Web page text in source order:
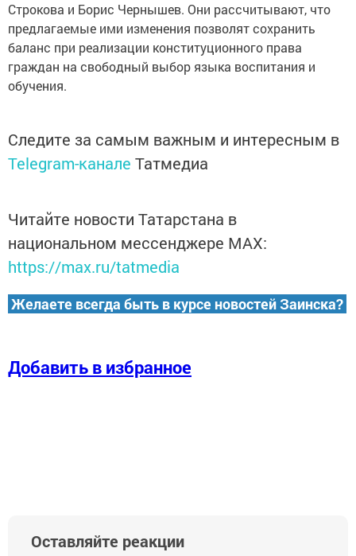
Строкова и Борис Чернышев. Они рассчитывают, что
предлагаемые ими изменения позволят сохранить
баланс при реализации конституционного права
граждан на свободный выбор языка воспитания и
обучения.
Следите за самым важным и интересным в
Telegram-канале Татмедиа
Читайте новости Татарстана в
национальном мессенджере MАХ:
https://max.ru/tatmedia
Желаете всегда быть в курсе новостей Заинска?
Добавить в избранное
Оставляйте реакции